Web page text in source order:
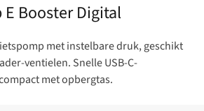
E Booster Digital
met instelbare druk, geschikt
ventielen. Snelle USB-C-
met opbergtas.